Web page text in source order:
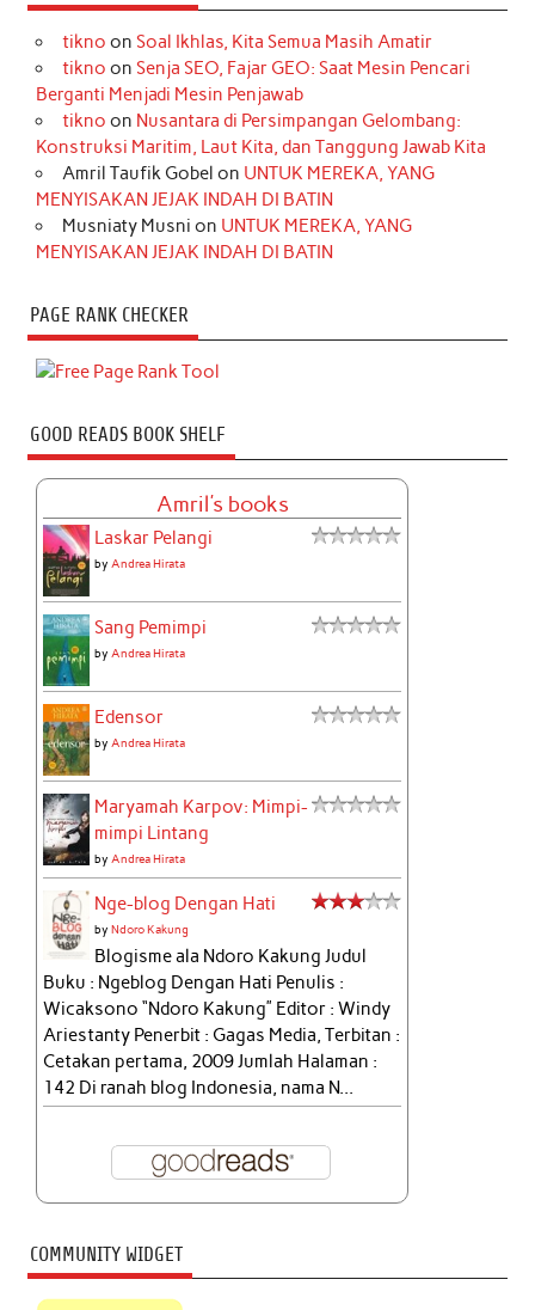
tikno on Soal Ikhlas, Kita Semua Masih Amatir
tikno on Senja SEO, Fajar GEO: Saat Mesin Pencari
Berganti Menjadi Mesin Penjawab
tikno on Nusantara di Persimpangan Gelombang:
Konstruksi Maritim, Laut Kita, dan Tanggung Jawab Kita
Amril Taufik Gobel on UNTUK MEREKA, YANG
MENYISAKAN JEJAK INDAH DI BATIN
Musniaty Musni on UNTUK MEREKA, YANG
MENYISAKAN JEJAK INDAH DI BATIN
PAGE RANK CHECKER
GOOD READS BOOK SHELF
Amril's books
Laskar Pelangi
byAndrea Hirata
Sang Pemimpi
byAndrea Hirata
Edensor
byAndrea Hirata
Maryamah Karpov: Mimpi-
mimpi Lintang
byAndrea Hirata
Nge-blog Dengan Hati
byNdoro Kakung
Blogisme ala Ndoro Kakung Judul
Buku : Ngeblog Dengan Hati Penulis :
Wicaksono “Ndoro Kakung” Editor : Windy
Ariestanty Penerbit : Gagas Media, Terbitan :
Cetakan pertama, 2009 Jumlah Halaman :
142 Di ranah blog Indonesia, nama N...
COMMUNITY WIDGET